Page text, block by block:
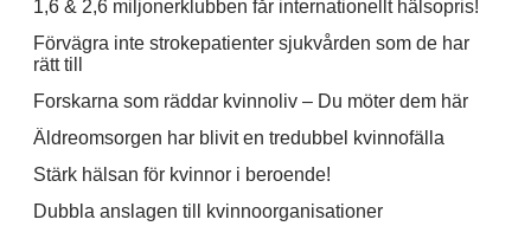
1,6 & 2,6 miljonerklubben får internationellt hälsopris!
Förvägra inte strokepatienter sjukvården som de har
rätt till
Forskarna som räddar kvinnoliv – Du möter dem här
Äldreomsorgen har blivit en tredubbel kvinnofälla
Stärk hälsan för kvinnor i beroende!
Dubbla anslagen till kvinnoorganisationer